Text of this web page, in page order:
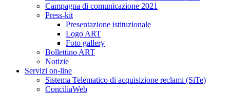
Campagna di comunicazione 2021
Press-kit
Presentazione istituzionale
Logo ART
Foto gallery
Bollettino ART
Notizie
Servizi on-line
Sistema Telematico di acquisizione reclami (SiTe)
ConciliaWeb